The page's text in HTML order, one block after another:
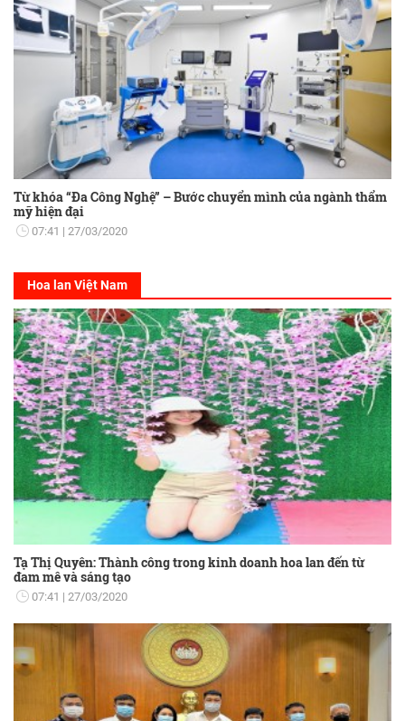
Từ khóa “Đa Công Nghệ” – Bước chuyển mình của ngành thẩm
mỹ hiện đại
07:41 27/03/2020
Hoa lan Việt Nam
Tạ Thị Quyên: Thành công trong kinh doanh hoa lan đến từ
đam mê và sáng tạo
07:41 27/03/2020